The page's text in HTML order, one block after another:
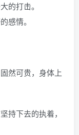
的打击。
感情。
然可贵，身体上
持下去的执着，